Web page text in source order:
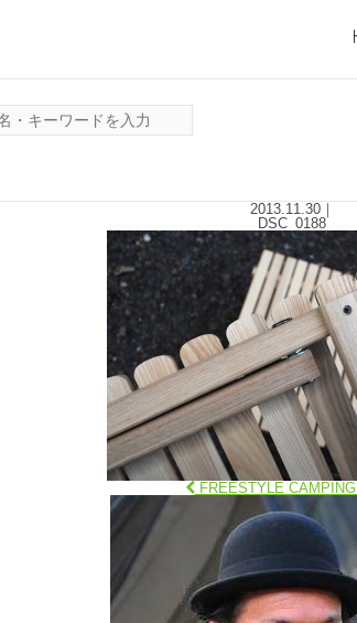
2013.11.30｜
DSC_0188
FREESTYLE